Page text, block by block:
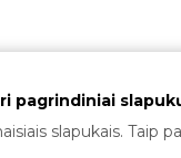
pagrindiniai
slapukais. Taip